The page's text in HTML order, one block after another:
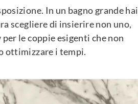
In un bagno grande hai
scegliere di insierire non uno,
le coppie esigenti che non
ottimizzare i tempi.